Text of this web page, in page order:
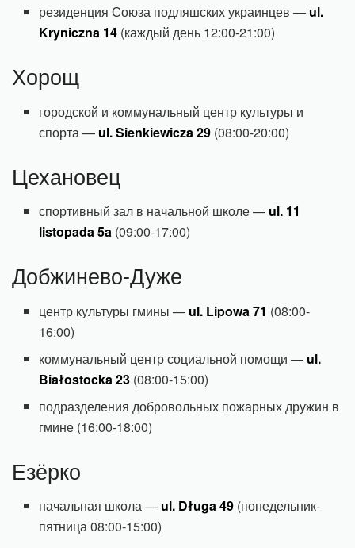
резиденция Союза подляшских украинцев — ul.
Kryniczna 14 (каждый день 12:00-21:00)
Хорощ
городской и коммунальный центр культуры и
спорта — ul. Sienkiewicza 29 (08:00-20:00)
Цехановец
спортивный зал в начальной школе — ul. 11
listopada 5a (09:00-17:00)
Добжинево-Дуже
центр культуры гмины — ul. Lipowa 71 (08:00-
16:00)
коммунальный центр социальной помощи — ul.
Białostocka 23 (08:00-15:00)
подразделения добровольных пожарных дружин в
гмине (16:00-18:00)
Езёрко
начальная школа — ul. Długa 49 (понедельник-
пятница 08:00-15:00)